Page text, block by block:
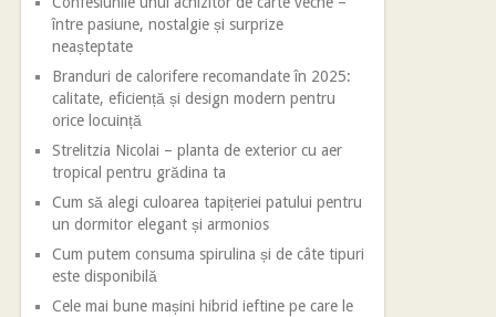
între pasiune, nostalgie și surprize
neașteptate
Branduri de calorifere recomandate în 2025:
calitate, eficiență și design modern pentru
orice locuință
Strelitzia Nicolai – planta de exterior cu aer
tropical pentru grădina ta
Cum să alegi culoarea tapițeriei patului pentru
un dormitor elegant și armonios
Cum putem consuma spirulina și de câte tipuri
este disponibilă
Cele mai bune mașini hibrid ieftine pe care le